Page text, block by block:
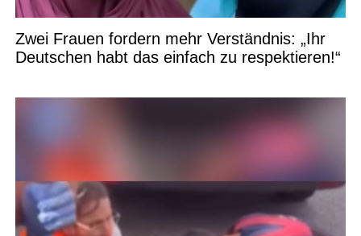
Zwei Frauen fordern mehr Verständnis: „Ihr
Deutschen habt das einfach zu respektieren!“